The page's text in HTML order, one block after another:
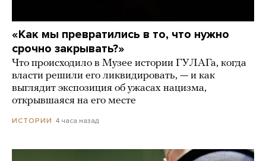
«Как мы превратились в то, что нужно
срочно закрывать?»
Что происходило в Музее истории ГУЛАГа, когда
власти решили его ликвидировать, — и как
выглядит экспозиция об ужасах нацизма,
открывшаяся на его месте
ИСТОРИИ 4 часа назад